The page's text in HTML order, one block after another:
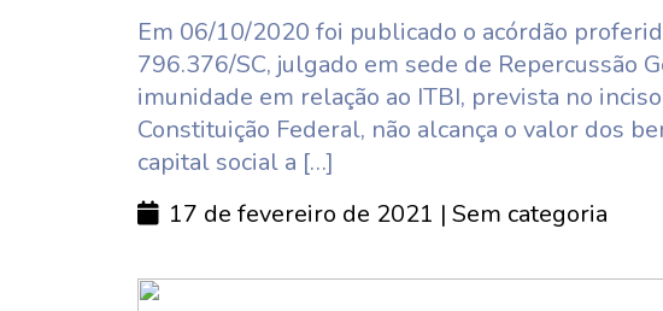
Em 06/10/2020 foi publicado o acórdão
796.376/SC, julgado em sede de Repercussão
imunidade em relação ao ITBI, prevista no
Constituição Federal, não alcança o valor dos
capital social a […]
17 de fevereiro de 2021 | Sem categoria